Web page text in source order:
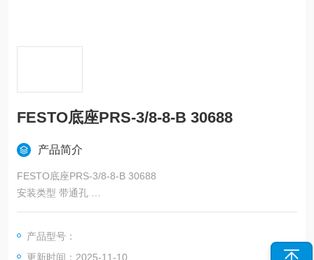
FESTO底座PRS-3/8-8-B 30688
产品简介
FESTO底座PRS-3/8-8-B 30688
安装类型 带通孔
先导排气口82 G1/8
产品型号：
更新时间：2025-11-10